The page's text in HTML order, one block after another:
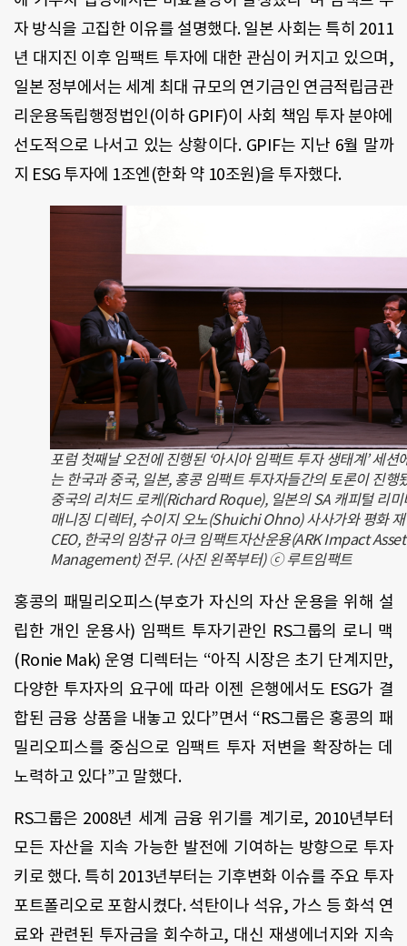
자 방식을 고집한 이유를 설명했다. 일본 사회는 특히 2011
년 대지진 이후 임팩트 투자에 대한 관심이 커지고 있으며,
일본 정부에서는 세계 최대 규모의 연기금인 연금적립금관
리운용독립행정법인(이하 GPIF)이 사회 책임 투자 분야에
선도적으로 나서고 있는 상황이다. GPIF는 지난 6월 말까
지 ESG 투자에 1조엔(한화 약 10조원)을 투자했다.
포럼 첫째날 오전에 진행된 ‘아시아 임팩트 투자 생태계’ 세션
는 한국과 중국, 일본, 홍콩 임팩트 투자자들간의 토론이 진행
중국의 리처드 로케(Richard Roque), 일본의 SA 캐피털 리미
매니징 디렉터, 수이지 오노(Shuichi Ohno) 사사가와 평화
CEO, 한국의 임창규 아크 임팩트자산운용(ARK Impact Asset
Management) 전무. (사진 왼쪽부터) ⓒ 루트임팩트
홍콩의 패밀리오피스(부호가 자신의 자산 운용을 위해 설
립한 개인 운용사) 임팩트 투자기관인 RS그룹의 로니 맥
(Ronie Mak) 운영 디렉터는 “아직 시장은 초기 단계지만,
다양한 투자자의 요구에 따라 이젠 은행에서도 ESG가 결
합된 금융 상품을 내놓고 있다”면서 “RS그룹은 홍콩의 패
밀리오피스를 중심으로 임팩트 투자 저변을 확장하는 데
노력하고 있다”고 말했다.
RS그룹은 2008년 세계 금융 위기를 계기로, 2010년부터
모든 자산을 지속 가능한 발전에 기여하는 방향으로 투자
키로 했다. 특히 2013년부터는 기후변화 이슈를 주요 투자
포트폴리오로 포함시켰다. 석탄이나 석유, 가스 등 화석 연
료와 관련된 투자금을 회수하고, 대신 재생에너지와 지속